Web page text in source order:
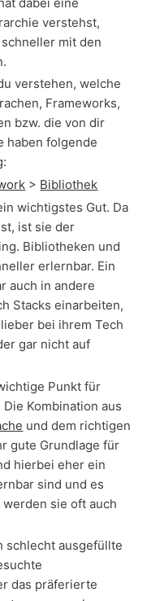
verstehst,
mit den
verstehen, welche
Frameworks,
bzw. die von dir
haben folgende
> Bibliothek
wichtigstes Gut. Da
ist sie der
Bibliotheken und
erlernbar. Ein
auch in andere
Stacks einarbeiten,
bei ihrem Tech
gar nicht auf
Punkt für
Kombination aus
und dem richtigen
gute Grundlage für
hierbei eher ein
sind und es
sie oft auch
schlecht ausgefüllte
das präferierte